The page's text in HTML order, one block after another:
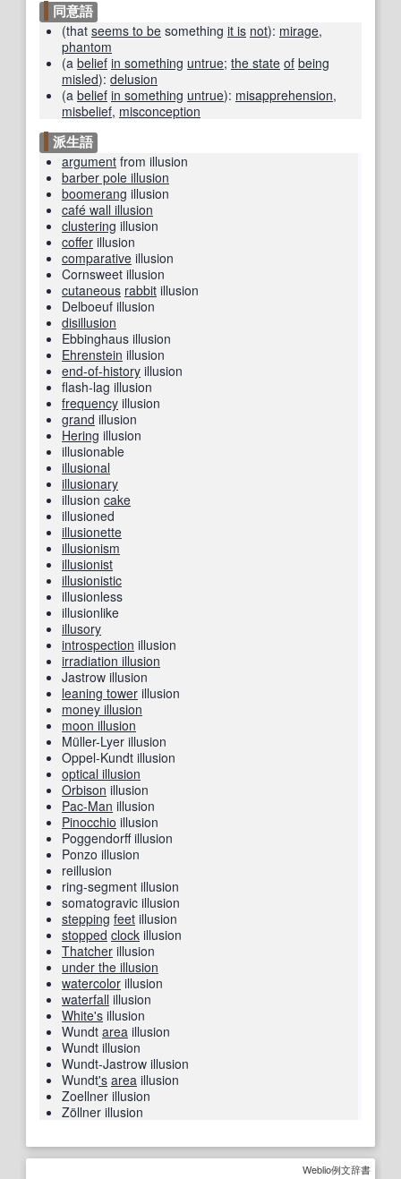
同意語
(that seems to be something it is not): mirage,
phantom
(a belief in something untrue; the state of being
misled): delusion
(a belief in something untrue): misapprehension,
misbelief, misconception
派生語
argument from illusion
barber pole illusion
boomerang illusion
café wall illusion
clustering illusion
coffer illusion
comparative illusion
Cornsweet illusion
cutaneous rabbit illusion
Delboeuf illusion
disillusion
Ebbinghaus illusion
Ehrenstein illusion
end-of-history illusion
flash-lag illusion
frequency illusion
grand illusion
Hering illusion
illusionable
illusional
illusionary
illusion cake
illusioned
illusionette
illusionism
illusionist
illusionistic
illusionless
illusionlike
illusory
introspection illusion
irradiation illusion
Jastrow illusion
leaning tower illusion
money illusion
moon illusion
Müller-Lyer illusion
Oppel-Kundt illusion
optical illusion
Orbison illusion
Pac-Man illusion
Pinocchio illusion
Poggendorff illusion
Ponzo illusion
reillusion
ring-segment illusion
somatogravic illusion
stepping feet illusion
stopped clock illusion
Thatcher illusion
under the illusion
watercolor illusion
waterfall illusion
White's illusion
Wundt area illusion
Wundt illusion
Wundt-Jastrow illusion
Wundt's area illusion
Zoellner illusion
Zöllner illusion
Weblio例文辞書